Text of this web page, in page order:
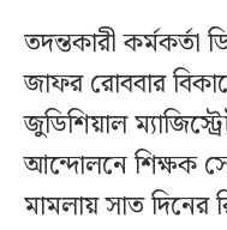
তদন্তকারী
জাফর রোববার
জুডিশিয়াল
আন্দোলনে শিক্ষক
মামলায় সাত দিনের